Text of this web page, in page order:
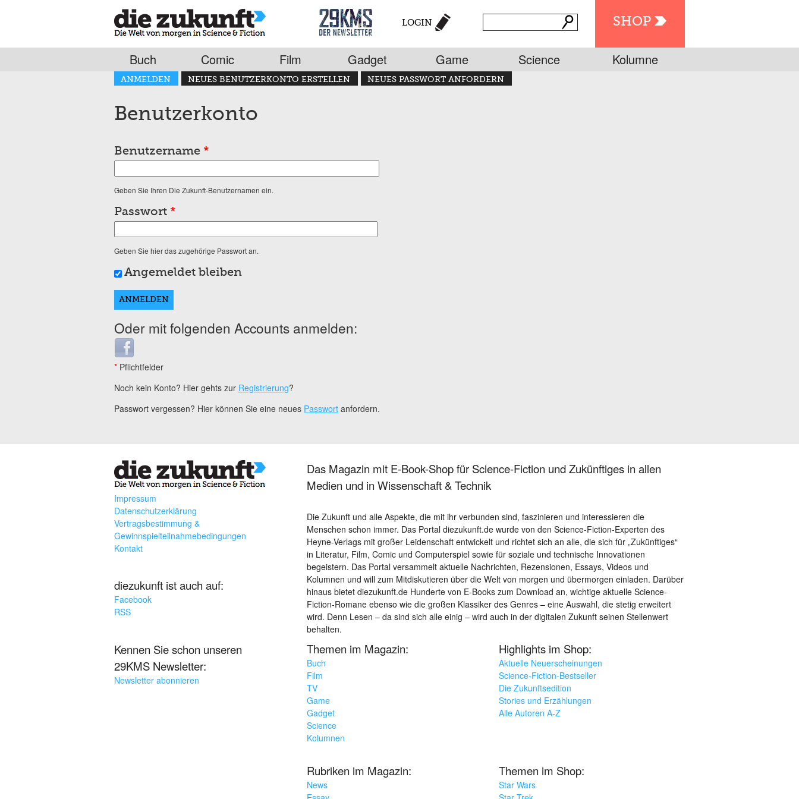
SHOP
LOGIN
Buch Comic Film Gadget Game Science Kolumne
Haupt-Reiter
ANMELDEN
(AKTIVER REITER)
NEUES BENUTZERKONTO ERSTELLEN NEUES PASSWORT ANFORDERN
Benutzerkonto
Benutzername *
Geben Sie Ihren Die Zukunft-Benutzernamen ein.
Passwort *
Geben Sie hier das zugehörige Passwort an.
Angemeldet bleiben
Oder mit folgenden Accounts anmelden:
Login with Facebook
* Pflichtfelder
Noch kein Konto? Hier gehts zur Registrierung?
Passwort vergessen? Hier können Sie eine neues Passwort anfordern.
Impressum
Datenschutzerklärung
Vertragsbestimmung &
Gewinnspielteilnahmebedingungen
Kontakt
diezukunft ist auch auf:
Facebook
RSS
Kennen Sie schon unseren
29KMS Newsletter:
Newsletter abonnieren
Das Magazin mit E-Book-Shop für Science-Fiction und Zukünftiges in allen
Medien und in Wissenschaft & Technik
Die Zukunft und alle Aspekte, die mit ihr verbunden sind, faszinieren und interessieren die
Menschen schon immer. Das Portal diezukunft.de wurde von den Science-Fiction-Experten des
Heyne-Verlags mit großer Leidenschaft entwickelt und richtet sich an alle, die sich für „Zukünftiges“
in Literatur, Film, Comic und Computerspiel sowie für soziale und technische Innovationen
begeistern. Das Portal versammelt aktuelle Nachrichten, Rezensionen, Essays, Videos und
Kolumnen und will zum Mitdiskutieren über die Welt von morgen und übermorgen einladen. Darüber
hinaus bietet diezukunft.de Hunderte von E-Books zum Download an, wichtige aktuelle Science-
Fiction-Romane ebenso wie die großen Klassiker des Genres – eine Auswahl, die stetig erweitert
wird. Denn Lesen – da sind sich alle einig – wird auch in der digitalen Zukunft seinen Stellenwert
behalten.
Themen im Magazin:
Buch
Film
TV
Game
Gadget
Science
Kolumnen
Highlights im Shop:
Aktuelle Neuerscheinungen
Science-Fiction-Bestseller
Die Zukunftsedition
Stories und Erzählungen
Alle Autoren A-Z
Rubriken im Magazin:
News
Themen im Shop:
Star Wars